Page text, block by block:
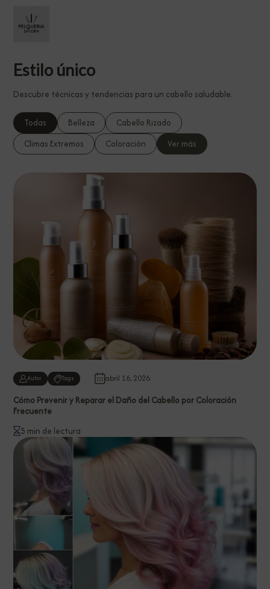
Estilo único
Descubre técnicas y tendencias para un cabello saludable.
Todas Belleza
Cabello Rizado
Climas Extremos
Coloración Ver más
Autor Tags abril 16, 2026
Cómo Prevenir y Reparar el Daño del Cabello por Coloración
Frecuente
5 min de lectura